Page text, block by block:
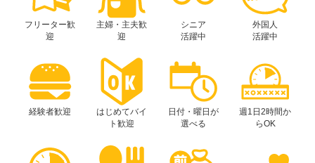
フリーター歓
迎
主婦・主夫歓
迎
シニア
活躍中
外国人
活躍中
経験者歓迎
はじめてバイ
ト歓迎
日付・曜日が
選べる
週1日2時間か
らOK